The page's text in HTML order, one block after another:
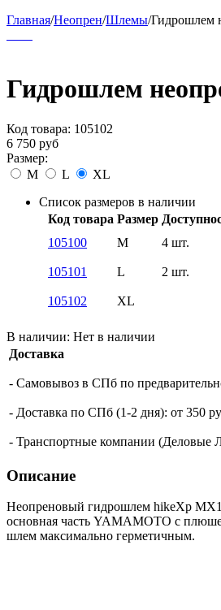
Главная/Неопрен/Шлемы/Гидрошлем
Гидрошлем
Код товара: 105102
6 750 руб
Размер:
M
L
XL
Список размеров в наличии
Код товара Размер
105100
M 4 шт.
105101 L 2 шт.
105102 XL
В наличии: Нет в наличии
Доставка
- Самовывоз в СПб по
- Доставка по СПб (1-2 дня): от 350
- Транспортные компании
Описание
Неопреновый гидрошлем hikeXp MX1
основная часть YAMAMOTO с
шлем максимально герметичным.